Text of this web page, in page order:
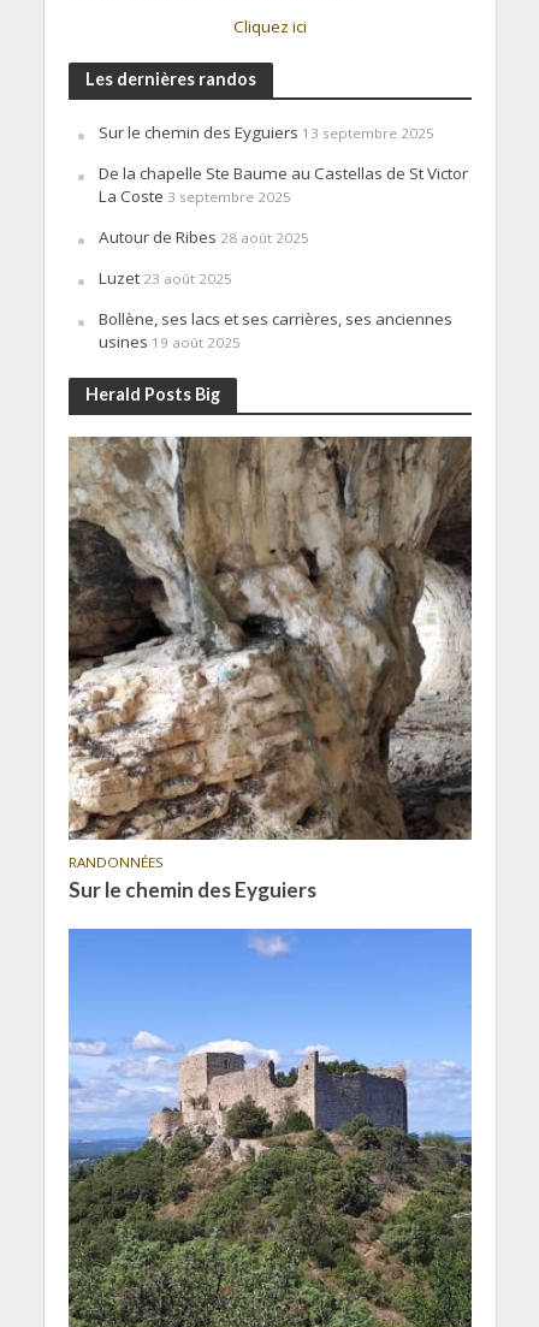
Cliquez ici
Les dernières randos
Sur le chemin des Eyguiers 13 septembre 2025
De la chapelle Ste Baume au Castellas de St Victor
La Coste 3 septembre 2025
Autour de Ribes 28 août 2025
Luzet 23 août 2025
Bollène, ses lacs et ses carrières, ses anciennes
usines 19 août 2025
Herald Posts Big
RANDONNÉES
Sur le chemin des Eyguiers